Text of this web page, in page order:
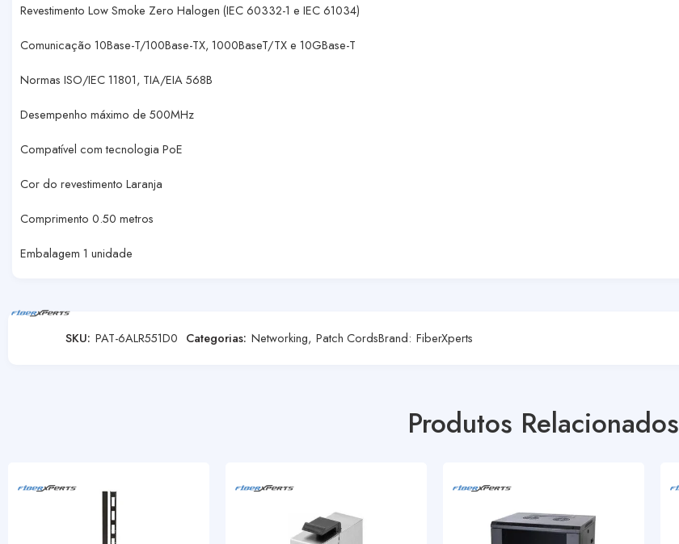
Revestimento Low Smoke Zero Halogen (IEC 60332-1 e IEC 61034)
Comunicação 10Base-T/100Base-TX, 1000BaseT/TX e 10GBase-T
Normas ISO/IEC 11801, TIA/EIA 568B
Desempenho máximo de 500MHz
Compatível com tecnologia PoE
Cor do revestimento Laranja
Comprimento 0.50 metros
Embalagem 1 unidade
SKU: PAT-6ALR551D0 Categorias: Networking, Patch CordsBrand: FiberXperts
Produtos Relacionados